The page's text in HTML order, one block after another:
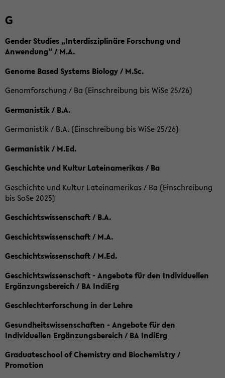
G
Gender Studies „Interdisziplinäre Forschung und
Anwendung“ / M.A.
Genome Based Systems Biology / M.Sc.
Genomforschung / Ba (Einschreibung bis WiSe 25/26)
Germanistik / B.A.
Germanistik / B.A. (Einschreibung bis WiSe 25/26)
Germanistik / M.Ed.
Geschichte und Kultur Lateinamerikas / Ba
Geschichte und Kultur Lateinamerikas / Ba (Einschreibung
bis SoSe 2025)
Geschichtswissenschaft / B.A.
Geschichtswissenschaft / M.A.
Geschichtswissenschaft / M.Ed.
Geschichtswissenschaft - Angebote für den Individuellen
Ergänzungsbereich / BA IndiErg
Geschlechterforschung in der Lehre
Gesundheitswissenschaften - Angebote für den
Individuellen Ergänzungsbereich / BA IndiErg
Graduateschool of Chemistry and Biochemistry /
Promotion